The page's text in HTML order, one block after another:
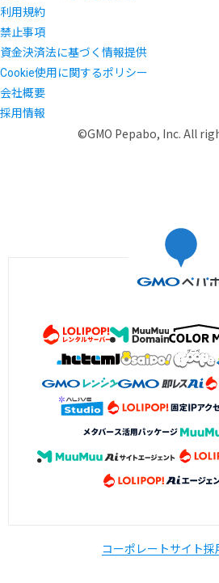
利用規約
禁止事項
資金決済法に基づく情報提供
Cookie使用に関するポリシー
会社概要
採用情報
©GMO Pepabo, Inc. All
コーポレートサイト採